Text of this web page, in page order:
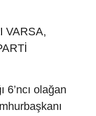
VARSA,
6’ncı olağan